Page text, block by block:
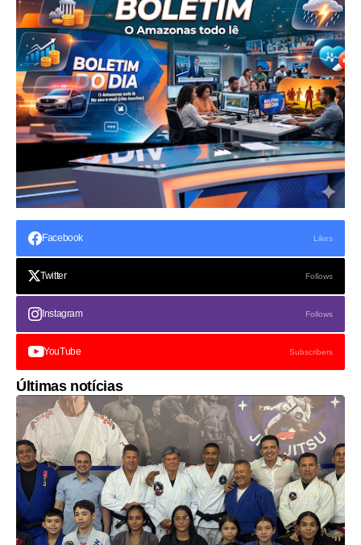
Facebook Likes
Twitter Follows
Instagram Follows
YouTube Subscribers
Últimas notícias